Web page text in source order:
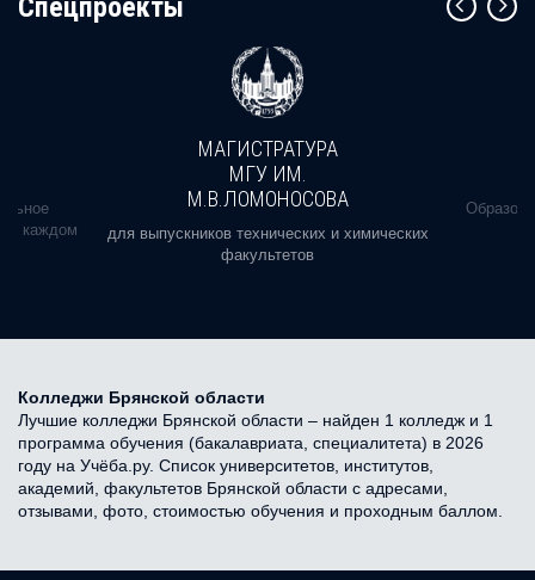
Cпецпроекты
в каждом
МАГИСТРАТУРА
МГУ ИМ.
М.В.ЛОМОНОСОВА
для выпускников технических и химических
факультетов
Колледжи Брянской области
Лучшие колледжи Брянской области – найден 1 колледж и 1
программа обучения (бакалавриата, специалитета) в 2026
году на Учёба.ру. Список университетов, институтов,
академий, факультетов Брянской области с адресами,
отзывами, фото, стоимостью обучения и проходным баллом.